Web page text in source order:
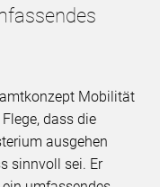
Mobilität
dass die
ausgehen
sinnvoll sei. Er